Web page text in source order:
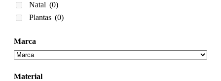
Natal (0)
Plantas (0)
Marca
Material